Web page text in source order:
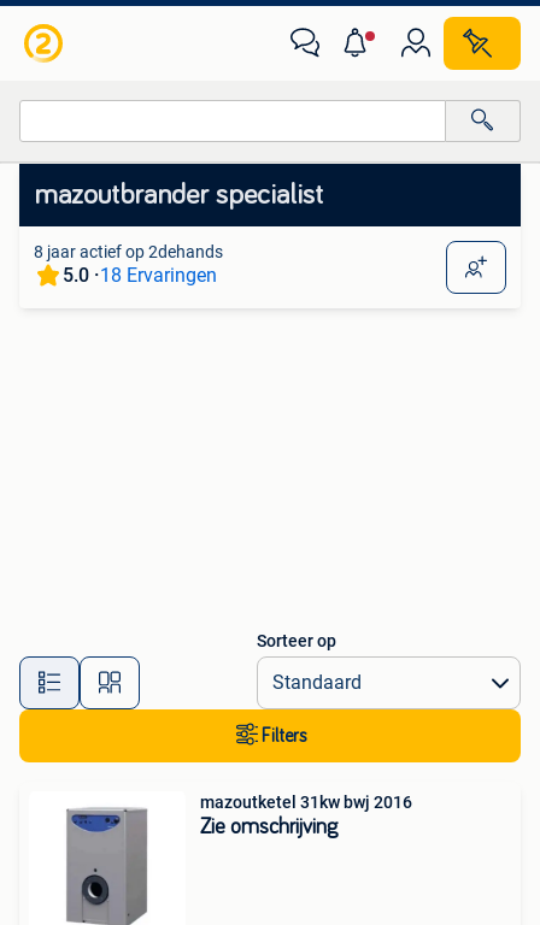
Alle afstanden…
Van deze adverteerder
mazoutbrander specialist
8 jaar actief op 2dehands
5.0 ·18 Ervaringen
Sorteer op
Filters
mazoutketel 31kw bwj 2016
Zie omschrijving